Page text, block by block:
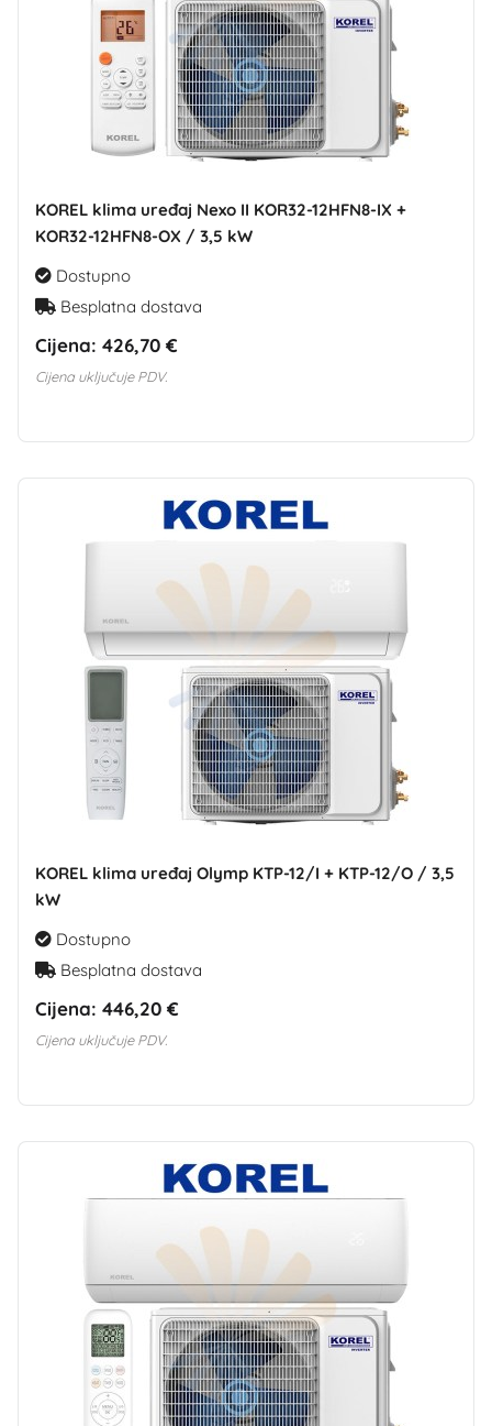
KOREL klima uređaj Nexo II KOR32-12HFN8-IX +
KOR32-12HFN8-OX / 3,5 kW
Dostupno
Besplatna dostava
Cijena: 426,70 €
Cijena uključuje PDV.
KOREL klima uređaj Olymp KTP-12/I + KTP-12/O / 3,5
kW
Dostupno
Besplatna dostava
Cijena: 446,20 €
Cijena uključuje PDV.